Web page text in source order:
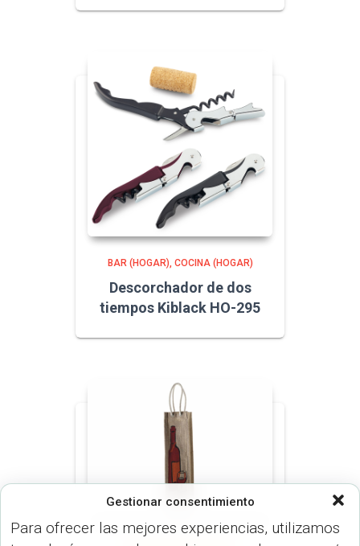
Gestionar consentimiento
Para ofrecer las mejores experiencias, utilizamos
BAR (HOGAR) COCINA (HOGAR)
Descorchador de dos
tiempos Kiblack HO-295